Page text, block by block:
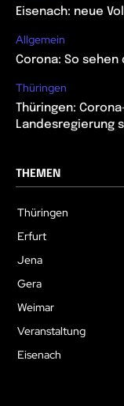
Eisenach: neue
Allgemein
Corona: So sehen
Thüringen
Thüringen:
Landesregierung
THEMEN
Thüringen
Erfurt
Jena
Gera
Weimar
Veranstaltung
Eisenach